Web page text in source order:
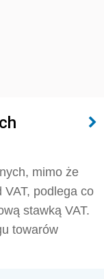
mimo że
podlega co
stawką VAT.
towarów